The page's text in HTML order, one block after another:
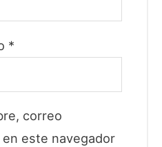
*
correo
este navegador